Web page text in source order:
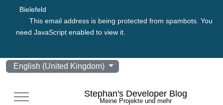
Bielefeld
This email address is being protected from spambots. You
need JavaScript enabled to view it.
Select your language
English (United Kingdom)
Mobile Menu Toggle Stephan's Developer Blog
Meine Projekte und mehr